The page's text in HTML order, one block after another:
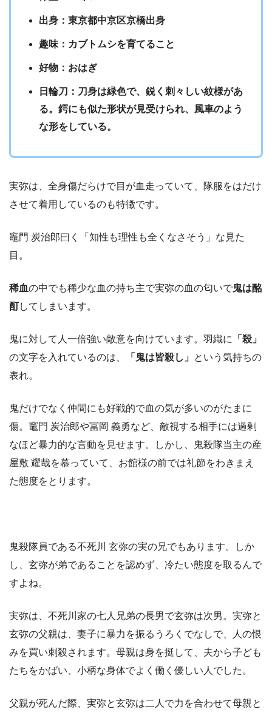
出身：東京都中京区京橋出身
趣味：カブトムシを育てること
好物：おはぎ
日輪刀：刀身は緑色で、鋭く刺々しい紋様があ
る。鍔にも似た形状が見受けられ、風車のよう
な形をしている。
実弥は、全身傷だらけで目が血走っていて、隊服をはだけ
させて着用しているのも特徴です。
竈門 炭治郎曰く「知性も理性も全くなさそう」な見た
目。
稀血の中でも稀少な血の持ち主で実弥の血の匂いで鬼は酩
酊 してしまいます。
鬼に対して人一倍強い敵意を向けています。羽織に 「殺」
の文字を入れているのは、
「鬼は皆殺し」 という気持ちの
表れ。
鬼だけでなく仲間にも好戦的で血の気が多いのがたまに
傷。竈門 炭治郎や冨岡 義勇など、敵視する相手には過剰
なほど暴力的な言動を見せます。しかし、鬼殺隊当主の産
屋敷 耀哉を慕っていて、お館様の前では礼節をわきまえ
た態度をとります。
鬼殺隊員である不死川 玄弥の実の兄でもあります。しか
し、玄弥が弟であることを認めず、冷たい態度を取るんで
すよね。
実弥は、不死川家の七人兄弟の長男で玄弥は次男。実弥と
玄弥の父親は、妻子に暴力を振るうろくでなしで、人の恨
みを買い刺殺されます。母親は身を挺して、夫から子ども
たちをかばい、小柄な身体でよく働く優しい人でした。
父親が死んだ際、実弥と玄弥は二人で力を合わせて母親と